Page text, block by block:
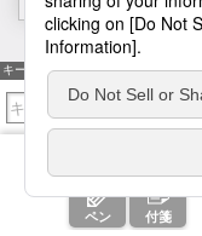
キーワード検索
ペン 付箋